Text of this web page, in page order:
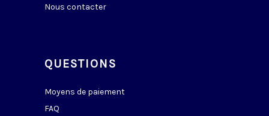
Nous contacter
QUESTIONS
Moyens de paiement
FAQ